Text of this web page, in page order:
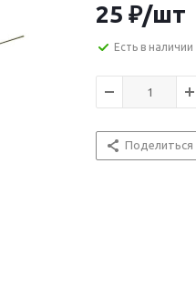
25 ₽/шт
Есть в наличии
Поделиться